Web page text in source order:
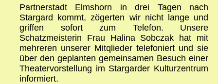
Partnerstadt Elmshorn in drei Tagen nach
Stargard kommt, zögerten wir nicht lange und
griffen sofort zum Telefon. Unsere
Schatzmeisterin Frau Halina Sobczak hat mit
mehreren unserer Mitqlieder telefoniert und sie
über den geplanten gemeinsamen Besuch einer
Theatervorstellung im Stargarder Kulturzentrum
informiert.